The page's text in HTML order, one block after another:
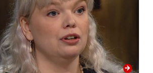
arrow_forward